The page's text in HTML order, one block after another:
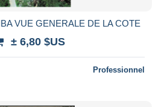
VUE GENERALE DE LA COTE
± 6,80 $US
Professionnel